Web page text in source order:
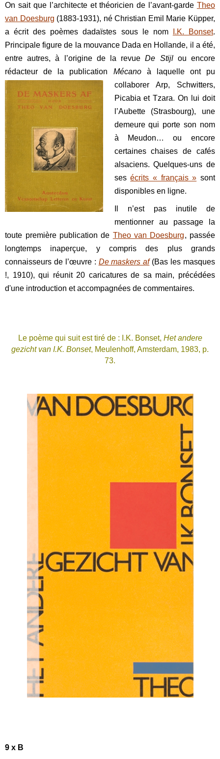
On sait que l’architecte et théoricien de l’avant-garde Theo
van Doesburg (1883-1931), né Christian Emil Marie Küpper,
a écrit des poèmes dadaïstes sous le nom
I.K. Bonset.
Principale figure de la mouvance Dada en Hollande, il a été,
entre autres, à l’origine de la revueDe Stijlou encore
rédacteur de la publication Mécanoà laquelle ont pu
collaborer Arp, Schwitters,
Picabia et Tzara. On lui doit
l’Aubette (Strasbourg), une
demeure qui porte son nom
à Meudon… ou encore
certaines chaises de cafés
alsaciens. Quelques-uns de
sesécrits « français » sont
disponibles en ligne.
Il n’est pas inutile de
mentionner au passage la
toute première publication de Theo van Doesburg, passée
longtemps inaperçue, y compris des plus grands
connaisseurs de l’œuvre : De maskers af(Bas les masques
!, 1910), qui réunit 20 caricatures de sa main, précédées
d'une introduction et accompagnées de commentaires.
Le poème qui suit est tiré de : I.K. Bonset, Het andere
gezicht van I.K. Bonset, Meulenhoff, Amsterdam, 1983, p.
73.
9 x B